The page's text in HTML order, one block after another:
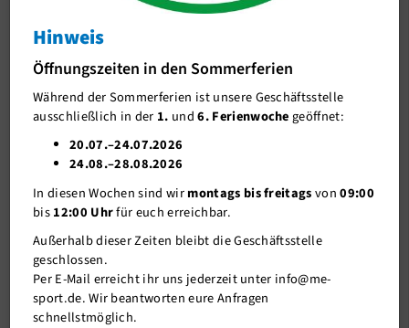
Mettmanner Sporttag
J-Team
Stellenangebote
Förderverein me-sport e.V.
Mitgliederservice
Verantwortung
Hinweis
Öffnungszeiten in den Sommerferien
Während der Sommerferien ist unsere Geschäftsstelle
ausschließlich in der 1. und6. Ferienwochegeöffnet:
20.07.–24.07.2026
24.08.–28.08.2026
In diesen Wochen sind wirmontags bis freitagsvon09:00
bis12:00 Uhrfür euch erreichbar.
Außerhalb dieser Zeiten bleibt die Geschäftsstelle
geschlossen.
Per E-Mail erreicht ihr uns jederzeit unter info@me-
sport.de. Wir beantworten eure Anfragen
schnellstmöglich.